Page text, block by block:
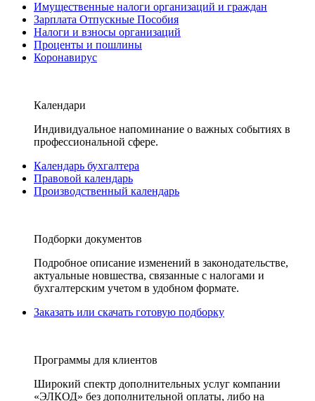
Имущественные налоги организаций и граждан
Зарплата Отпускные Пособия
Налоги и взносы организаций
Проценты и пошлины
Коронавирус
Календари
Индивидуальное напоминание о важных событиях в
профессиональной сфере.
Календарь бухгалтера
Правовой календарь
Производственный календарь
Подборки документов
Подробное описание изменений в законодательстве,
актуальные новшества, связанные с налогами и
бухгалтерским учетом в удобном формате.
Заказать или скачать готовую подборку
Программы для клиентов
Широкий спектр дополнительных услуг компании
«ЭЛКОД» без дополнительной оплаты, либо на